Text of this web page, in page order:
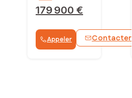
179 900 €
Appeler Contacter